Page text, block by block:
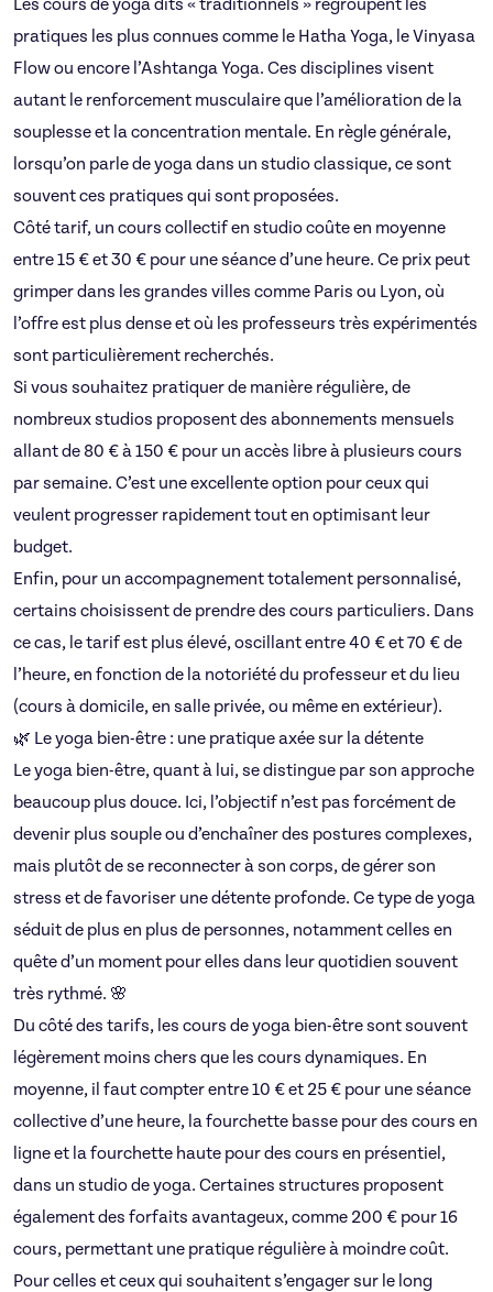
Les cours de yoga dits « traditionnels » regroupent les
pratiques les plus connues comme le Hatha Yoga, le Vinyasa
Flow ou encore l’Ashtanga Yoga. Ces disciplines visent
autant le renforcement musculaire que l’amélioration de la
souplesse et la concentration mentale. En règle générale,
lorsqu’on parle de yoga dans un studio classique, ce sont
souvent ces pratiques qui sont proposées.
Côté tarif, un cours collectif en studio coûte en moyenne
entre 15 € et 30 € pour une séance d’une heure. Ce prix peut
grimper dans les grandes villes comme Paris ou Lyon, où
l’offre est plus dense et où les professeurs très expérimentés
sont particulièrement recherchés.
Si vous souhaitez pratiquer de manière régulière, de
nombreux studios proposent des abonnements mensuels
allant de 80 € à 150 € pour un accès libre à plusieurs cours
par semaine. C’est une excellente option pour ceux qui
veulent progresser rapidement tout en optimisant leur
budget.
Enfin, pour un accompagnement totalement personnalisé,
certains choisissent de prendre des cours particuliers. Dans
ce cas, le tarif est plus élevé, oscillant entre 40 € et 70 € de
l’heure, en fonction de la notoriété du professeur et du lieu
(cours à domicile, en salle privée, ou même en extérieur).
🌿 Le yoga bien-être : une pratique axée sur la détente
Le yoga bien-être, quant à lui, se distingue par son approche
beaucoup plus douce. Ici, l’objectif n’est pas forcément de
devenir plus souple ou d’enchaîner des postures complexes,
mais plutôt de se reconnecter à son corps, de gérer son
stress et de favoriser une détente profonde. Ce type de yoga
séduit de plus en plus de personnes, notamment celles en
quête d’un moment pour elles dans leur quotidien souvent
très rythmé. 🌸
Du côté des tarifs, les cours de yoga bien-être sont souvent
légèrement moins chers que les cours dynamiques. En
moyenne, il faut compter entre 10 € et 25 € pour une séance
collective d’une heure, la fourchette basse pour des cours en
ligne et la fourchette haute pour des cours en présentiel,
dans un studio de yoga. Certaines structures proposent
également des forfaits avantageux, comme 200 € pour 16
cours, permettant une pratique régulière à moindre coût.
Pour celles et ceux qui souhaitent s’engager sur le long